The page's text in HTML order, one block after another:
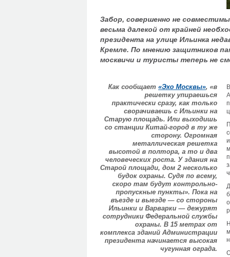
Забор, совершенно не
весьма далекой от крайней
президента на улице Ильинка
Кремле. По мнению защитников
москвичи и туристы теперь не
Как сообщает «Эхо Москвы», «в
решетку упираешься
практически сразу, как только
сворачиваешь с Ильинки на
Старую площадь. Или выходишь
со станции Китай-город в ту же
сторону. Огромная
металлическая решетка
высотой в полтора, а то и два
человеческих роста. У здания на
Старой площади, дом 2 несколько
будок охраны. Судя по всему,
скоро там будут контрольно-
пропускные пункты». Пока на
въезде и выезде — со стороны
Ильинки и Варварки — дежурят
сотрудники Федеральной службы
охраны. В 15 метрах от
комплекса зданий Администрации
президента начинается высокая
чугунная ограда.